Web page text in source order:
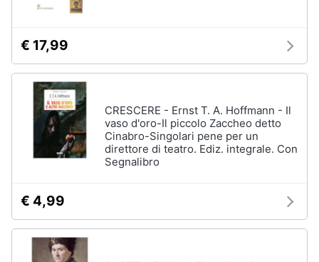
€ 17,99
CRESCERE - Ernst T. A. Hoffmann - Il
vaso d'oro-Il piccolo Zaccheo detto
Cinabro-Singolari pene per un
direttore di teatro. Ediz. integrale. Con
Segnalibro
€ 4,99